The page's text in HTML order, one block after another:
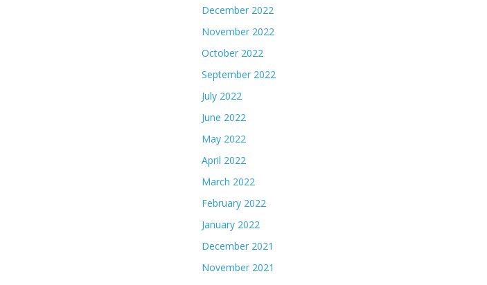
December 2022
November 2022
October 2022
September 2022
July 2022
June 2022
May 2022
April 2022
March 2022
February 2022
January 2022
December 2021
November 2021